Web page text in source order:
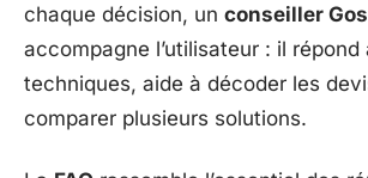
chaque décision, un conseiller
accompagne l’utilisateur : il répond
techniques, aide à décoder les
comparer plusieurs solutions.